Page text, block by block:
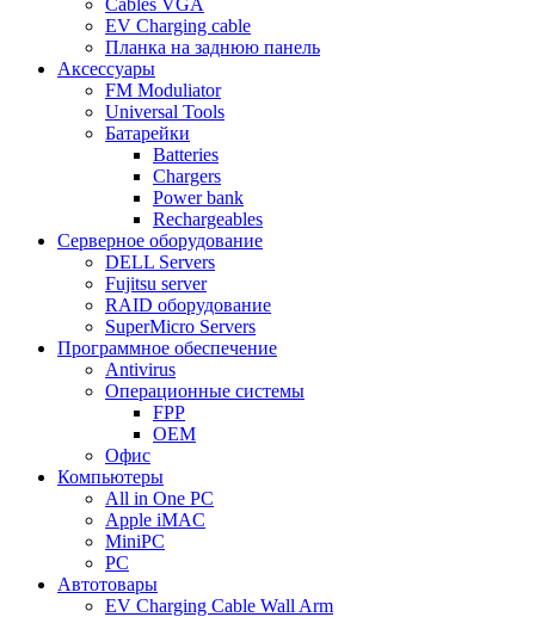
Cables VGA
EV Charging cable
Планка на заднюю панель
Аксессуары
FM Moduliator
Universal Tools
Батарейки
Batteries
Chargers
Power bank
Rechargeables
Серверное оборудование
DELL Servers
Fujitsu server
RAID оборудование
SuperMicro Servers
Программное обеспечение
Antivirus
Операционные системы
FPP
OEM
Офис
Компьютеры
All in One PC
Apple iMAC
MiniPC
PC
Автотовары
EV Charging Cable Wall Arm